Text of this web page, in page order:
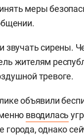
меры
звучать сирены.
жителям
тревоге.
объявили
вводилась
однако